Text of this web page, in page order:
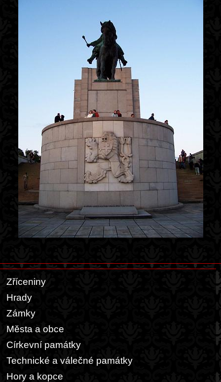
Zříceniny
Hrady
Zámky
Města a obce
Církevní památky
Technické a válečné památky
Hory a kopce